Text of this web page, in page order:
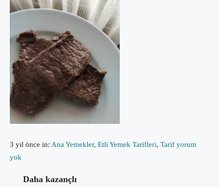
3 yıl önce in: Ana Yemekler, Etli Yemek Tarifleri, Tarif yorum
yok
Daha kazançlı